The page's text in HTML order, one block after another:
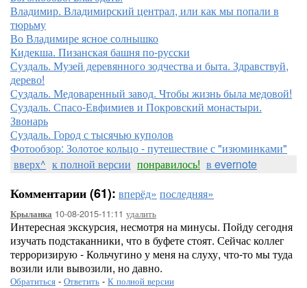
Владимир. Владимирский централ, или как мы попали в
тюрьму
Во Владимире ясное солнышко
Кидекша. Пизанская башня по-русски
Суздаль. Музей деревянного зодчества и быта. Здравствуй,
дерево!
Суздаль. Медоваренный завод. Чтобы жизнь была медовой!
Суздаль. Спасо-Евфимиев и Покровский монастыри.
Звонарь
Суздаль. Город с тысячью куполов
Фотообзор: Золотое кольцо - путешествие с "изюминками"
вверх^ к полной версии понравилось! в evernote
Комментарии (61): вперёд» последняя»
Крыланка 10-08-2015-11:11 удалить
Интересная экскурсия, несмотря на минусы. Пойду сегодня
изучать подстаканники, что в буфете стоят. Сейчас коллег
терроризирую - Кольчугино у меня на слуху, что-то мы туда
возили или вывозили, но давно.
Обратиться - Ответить - К полной версии